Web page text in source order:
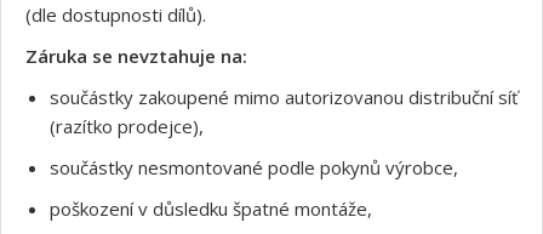
(dle dostupnosti dílů).
Záruka se nevztahuje na:
součástky zakoupené mimo autorizovanou distribuční síť
(razítko prodejce),
součástky nesmontované podle pokynů výrobce,
poškození v důsledku špatné montáže,